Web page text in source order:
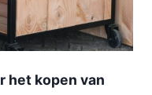
het kopen van